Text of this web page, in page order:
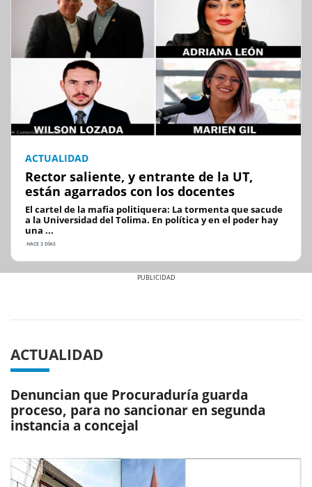
ACTUALIDAD
Rector saliente, y entrante de la UT,
están agarrados con los docentes
El cartel de la mafia politiquera: La tormenta que sacude
a la Universidad del Tolima. En política y en el poder hay
una ...
HACE 3 DÍAS
ACTUALIDAD
Denuncian que Procuraduría guarda
proceso, para no sancionar en segunda
instancia a concejal